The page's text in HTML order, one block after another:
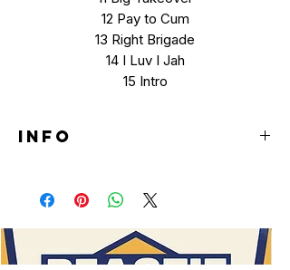
12 Pay to Cum
13 Right Brigade
14 I Luv I Jah
15 Intro
INFO